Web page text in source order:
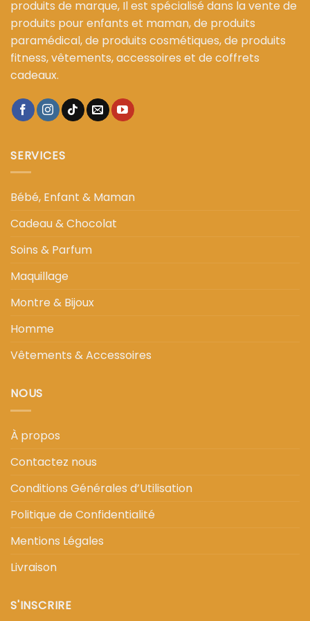
produits de marque, Il est spécialisé dans la vente de
produits pour enfants et maman, de produits
paramédical, de produits cosmétiques, de produits
fitness, vêtements, accessoires et de coffrets
cadeaux.
SERVICES
Bébé, Enfant & Maman
Cadeau & Chocolat
Soins & Parfum
Maquillage
Montre & Bijoux
Homme
Vêtements & Accessoires
NOUS
À propos
Contactez nous
Conditions Générales d’Utilisation
Politique de Confidentialité
Mentions Légales
Livraison
S'INSCRIRE